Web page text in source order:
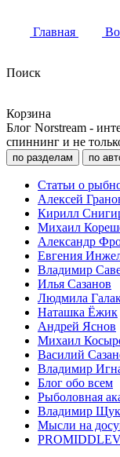
Главная
Поиск
Корзина
Блог Norstream -
спиннинг и не
по разделам по
Статьи о
Алексей
Кирилл
Михаил
Александр
Евгения
Владимир
Илья Сазанов
Людмила
Наташка Ёжик
Андрей Яснов
Михаил
Василий
Владимир
Блог обо всем
Рыболовная
Владимир
Мысли на